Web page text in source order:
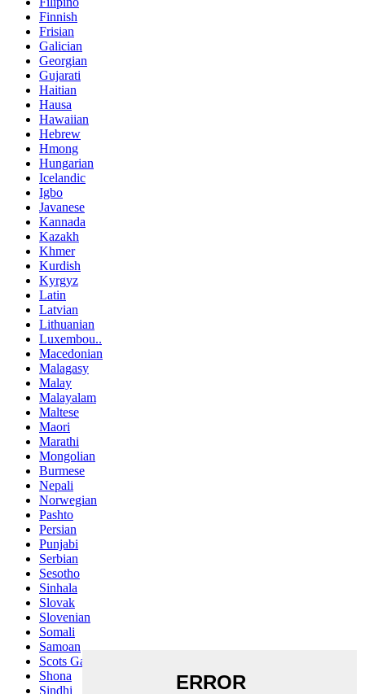
Finnish
Frisian
Galician
Georgian
Gujarati
Haitian
Hausa
Hawaiian
Hebrew
Hmong
Hungarian
Icelandic
Igbo
Javanese
Kannada
Kazakh
Khmer
Kurdish
Kyrgyz
Latin
Latvian
Lithuanian
Luxembou..
Macedonian
Malagasy
Malay
Malayalam
Maltese
Maori
Marathi
Mongolian
Burmese
Nepali
Norwegian
Pashto
Persian
Punjabi
Serbian
Sesotho
Sinhala
Slovak
Slovenian
Somali
Samoan
Scots Gaelic
Shona
Sindhi